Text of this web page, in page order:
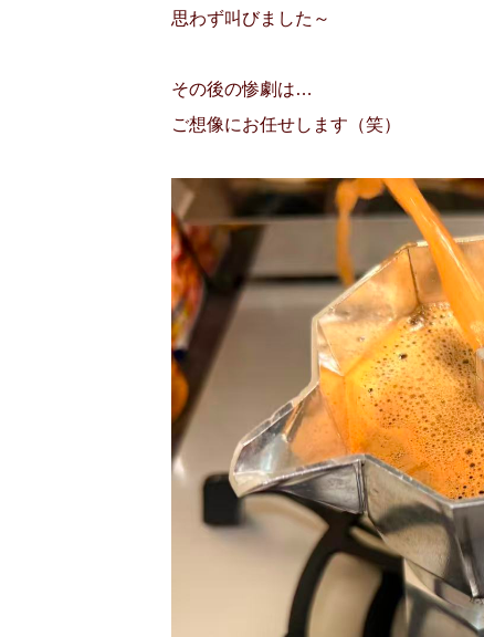
思わず叫びました～
その後の惨劇は…
ご想像にお任せします（笑）